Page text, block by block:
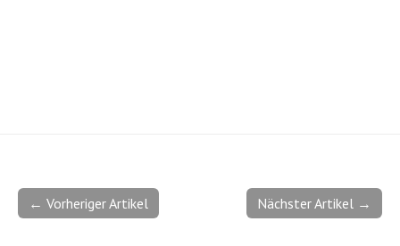
Nächster Artikel →
← Vorheriger Artikel